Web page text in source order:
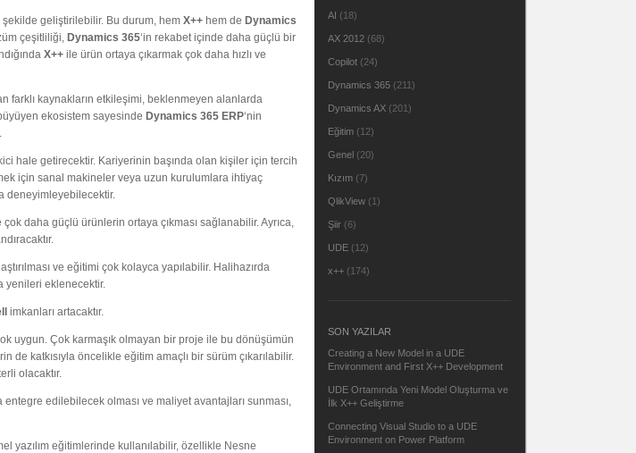
şekilde geliştirilebilir. Bu durum, hem X++ hem de Dynamics
çeşitliliği, Dynamics 365‘in rekabet içinde daha güçlü bir
X++ ile ürün ortaya çıkarmak çok daha hızlı ve
farklı kaynakların etkileşimi, beklenmeyen alanlarda
ekosistem sayesinde Dynamics 365 ERP‘nin
hale getirecektir. Kariyerinin başında olan kişiler için tercih
için sanal makineler veya uzun kurulumlara ihtiyaç
deneyimleyebilecektir.
daha güçlü ürünlerin ortaya çıkması sağlanabilir. Ayrıca,
ve eğitimi çok kolayca yapılabilir. Halihazırda
yenileri eklenecektir.
imkanları artacaktır.
uygun. Çok karmaşık olmayan bir proje ile bu dönüşümün
de katkısıyla öncelikle eğitim amaçlı bir sürüm çıkarılabilir.
olacaktır.
edilebilecek olması ve maliyet avantajları sunması,
yazılım eğitimlerinde kullanılabilir, özellikle Nesne
AI (18)
AX 2012 (68)
Copilot (24)
Dynamics 365 (211)
Dynamics AX (201)
Eğitim (12)
Genel (20)
Kızım (7)
QlikView (1)
Şiir (6)
UDE (12)
x++ (174)
SON YAZILAR
Creating a New Model in a UDE
Environment and First X++ Development
UDE Ortamında Yeni Model Oluşturma ve
İlk X++ Geliştirme
Connecting Visual Studio to a UDE
Environment on Power Platform